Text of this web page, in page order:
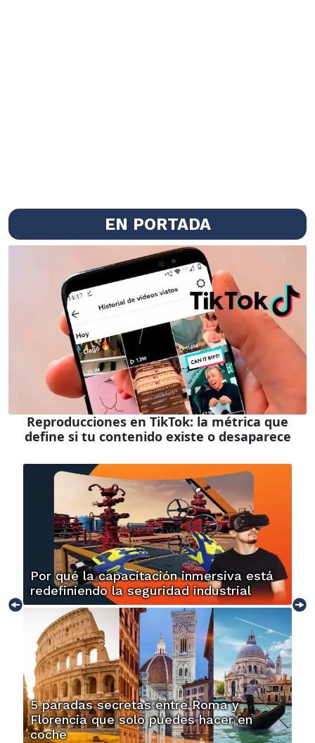
EN PORTADA
Reproducciones en TikTok: la métrica que
define si tu contenido existe o desaparece
Por qué la capacitación inmersiva está
redefiniendo la seguridad industrial
5 paradas secretas entre Roma y
Florencia que solo puedes hacer en
coche